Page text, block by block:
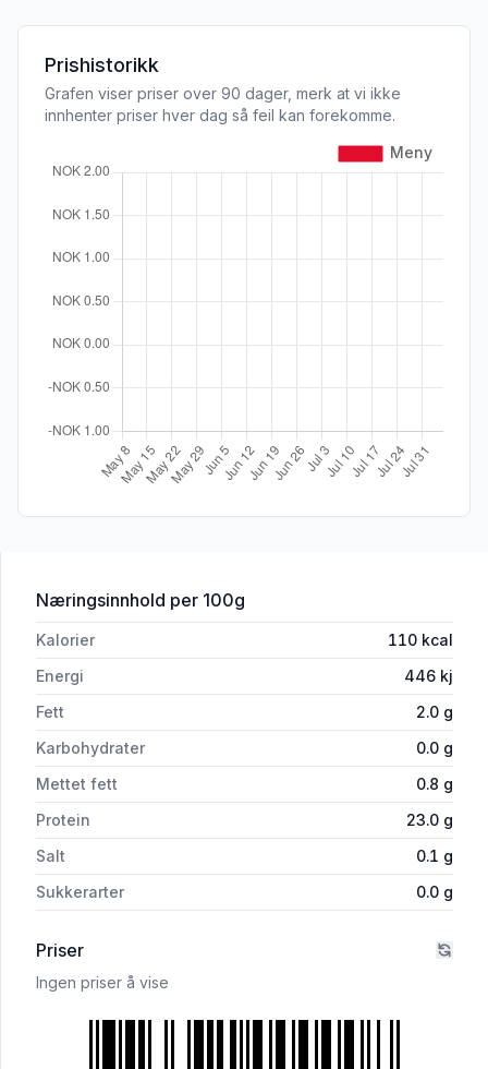
Prishistorikk
Grafen viser priser over 90 dager, merk at vi ikke
innhenter priser hver dag så feil kan forekomme.
Næringsinnhold for 'Flatbiff Ca 350g Holte Gård'
per 100g
Kalorier 110 kcal
Energi
446 kj
Fett
2.0 g
Karbohydrater
0.0 g
Mettet fett
0.8 g
Protein
23.0 g
Salt
0.1 g
Sukkerarter
0.0 g
Priser
Ingen priser å vise